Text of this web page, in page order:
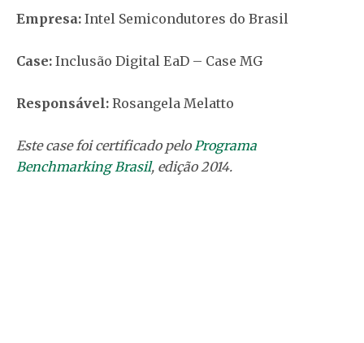
Empresa: Intel Semicondutores do Brasil
Case: Inclusão Digital EaD – Case MG
Responsável: Rosangela Melatto
Este case foi certificado peloPrograma
Benchmarking Brasil, edição 2014.